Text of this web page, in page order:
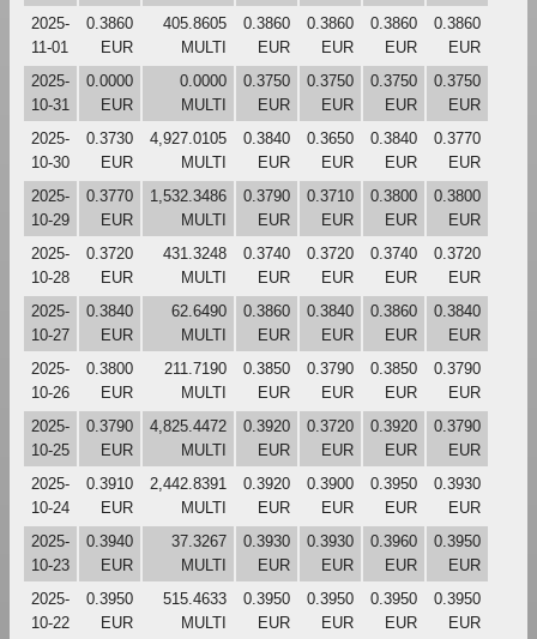
2025-
11-01
0.3860
EUR
405.8605
MULTI
0.3860
EUR
0.3860
EUR
0.3860
EUR
0.3860
EUR
2025-
10-31
0.0000
EUR
0.0000
MULTI
0.3750
EUR
0.3750
EUR
0.3750
EUR
0.3750
EUR
2025-
10-30
0.3730
EUR
4,927.0105
MULTI
0.3840
EUR
0.3650
EUR
0.3840
EUR
0.3770
EUR
2025-
10-29
0.3770
EUR
1,532.3486
MULTI
0.3790
EUR
0.3710
EUR
0.3800
EUR
0.3800
EUR
2025-
10-28
0.3720
EUR
431.3248
MULTI
0.3740
EUR
0.3720
EUR
0.3740
EUR
0.3720
EUR
2025-
10-27
0.3840
EUR
62.6490
MULTI
0.3860
EUR
0.3840
EUR
0.3860
EUR
0.3840
EUR
2025-
10-26
0.3800
EUR
211.7190
MULTI
0.3850
EUR
0.3790
EUR
0.3850
EUR
0.3790
EUR
2025-
10-25
0.3790
EUR
4,825.4472
MULTI
0.3920
EUR
0.3720
EUR
0.3920
EUR
0.3790
EUR
2025-
10-24
0.3910
EUR
2,442.8391
MULTI
0.3920
EUR
0.3900
EUR
0.3950
EUR
0.3930
EUR
2025-
10-23
0.3940
EUR
37.3267
MULTI
0.3930
EUR
0.3930
EUR
0.3960
EUR
0.3950
EUR
2025-
10-22
0.3950
EUR
515.4633
MULTI
0.3950
EUR
0.3950
EUR
0.3950
EUR
0.3950
EUR